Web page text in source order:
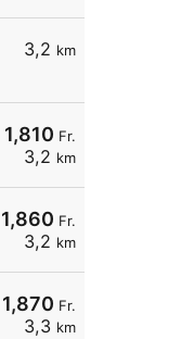
3,2 km
1,810 Fr.
3,2 km
1,860 Fr.
3,2 km
1,870 Fr.
3,3 km